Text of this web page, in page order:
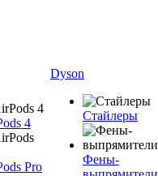
4
Pro
Dyson
Стайлеры
Фены-